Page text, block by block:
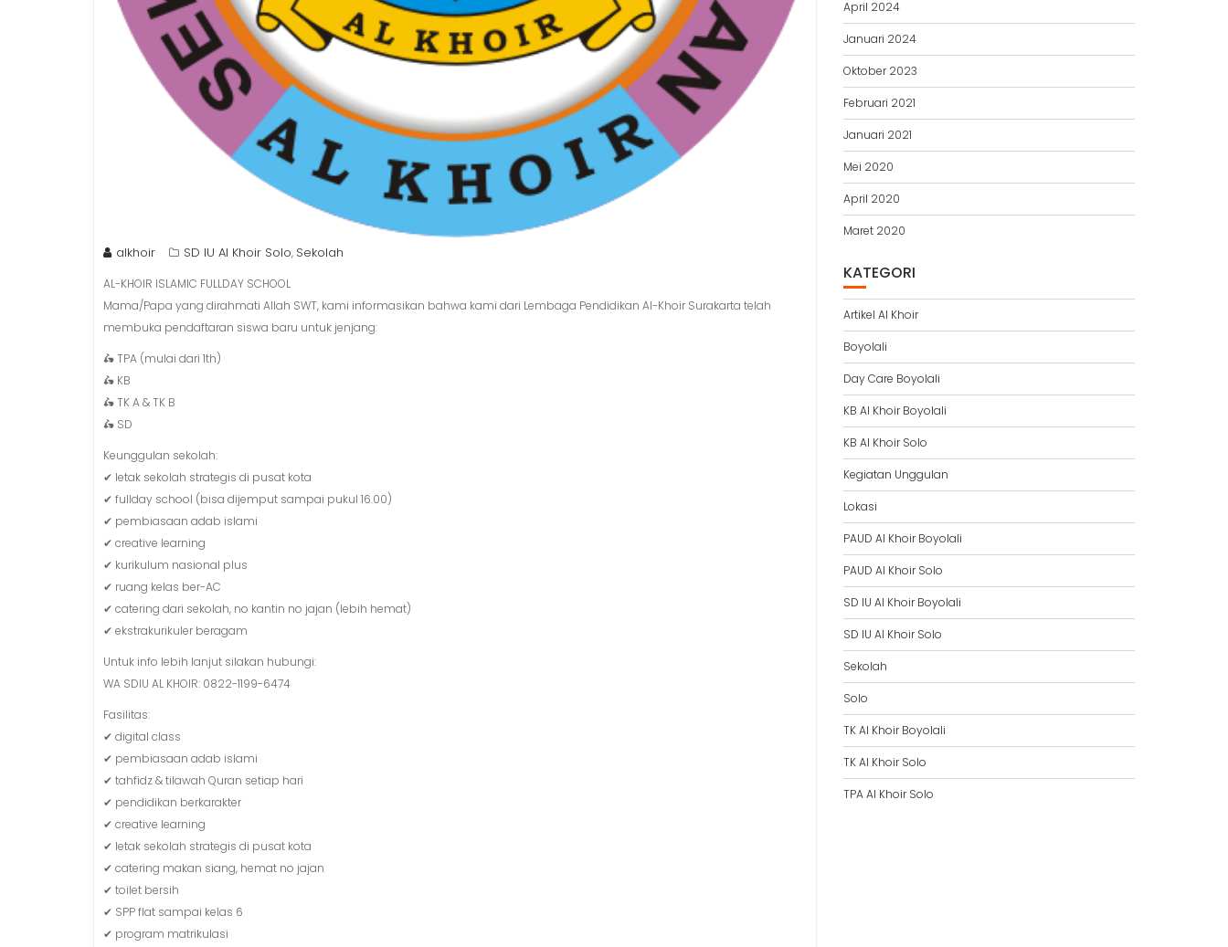
alkhoir SD IU Al Khoir Solo, Sekolah
AL-KHOIR ISLAMIC FULLDAY SCHOOL
Mama/Papa yang dirahmati Allah SWT, kami informasikan bahwa kami dari Lembaga Pendidikan Al-Khoir Surakarta telah
membuka pendaftaran siswa baru untuk jenjang:
🛵 TPA (mulai dari 1th)
🛵 KB
🛵 TK A & TK B
🛵 SD
Keunggulan sekolah:
✔ letak sekolah strategis di pusat kota
✔ fullday school (bisa dijemput sampai pukul 16.00)
✔ pembiasaan adab islami
✔ creative learning
✔ kurikulum nasional plus
✔ ruang kelas ber-AC
✔ catering dari sekolah, no kantin no jajan (lebih hemat)
✔ ekstrakurikuler beragam
Untuk info lebih lanjut silakan hubungi:
WA SDIU AL KHOIR: 0822-1199-6474
Fasilitas:
✔ digital class
✔ pembiasaan adab islami
✔ tahfidz & tilawah Quran setiap hari
✔ pendidikan berkarakter
✔ creative learning
✔ letak sekolah strategis di pusat kota
✔ catering makan siang, hemat no jajan
✔ toilet bersih
✔ SPP flat sampai kelas 6
✔ program matrikulasi
April 2024
Januari 2024
Oktober 2023
Februari 2021
Januari 2021
Mei 2020
April 2020
Maret 2020
KATEGORI
Artikel Al Khoir
Boyolali
Day Care Boyolali
KB Al Khoir Boyolali
KB Al Khoir Solo
Kegiatan Unggulan
Lokasi
PAUD Al Khoir Boyolali
PAUD Al Khoir Solo
SD IU Al Khoir Boyolali
SD IU Al Khoir Solo
Sekolah
Solo
TK Al Khoir Boyolali
TK Al Khoir Solo
TPA Al Khoir Solo